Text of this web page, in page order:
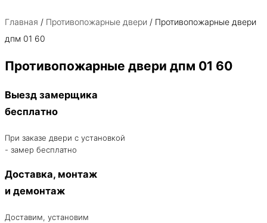
Главная / Противопожарные двери / Противопожарные двери
дпм 01 60
Противопожарные двери дпм 01 60
Выезд замерщика
бесплатно
При заказе двери с установкой
- замер бесплатно
Доставка, монтаж
и демонтаж
Доставим, установим